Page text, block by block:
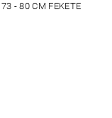
- 80 CM FEKETE